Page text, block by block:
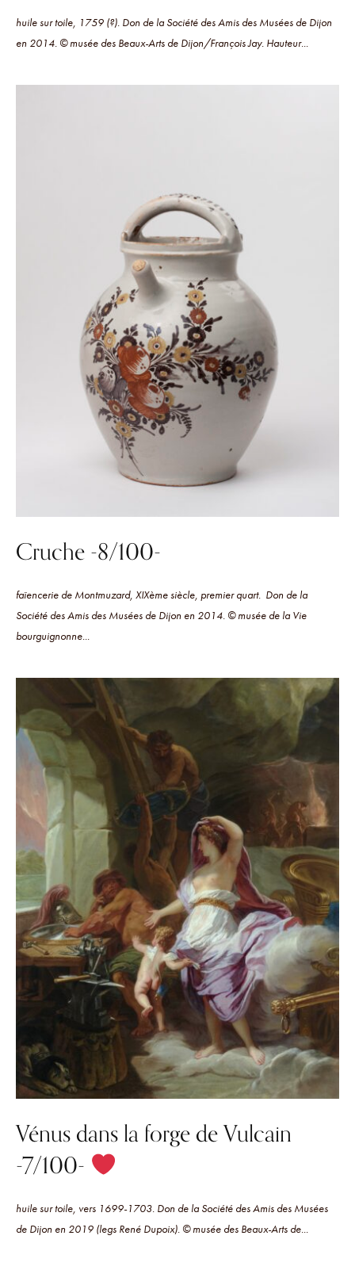
huile sur toile, 1759 (?). Don de la Société des Amis des Musées de Dijon
en 2014. © musée des Beaux-Arts de Dijon/François Jay. Hauteur...
Cruche -8/100-
faïencerie de Montmuzard, XIXème siècle, premier quart. Don de la
Société des Amis des Musées de Dijon en 2014. © musée de la Vie
bourguignonne...
Vénus dans la forge de Vulcain
-7/100-
huile sur toile, vers 1699-1703. Don de la Société des Amis des Musées
de Dijon en 2019 (legs René Dupoix). © musée des Beaux-Arts de...